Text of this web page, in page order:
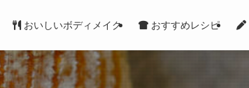
おいしいボディメイク おすすめレシピ